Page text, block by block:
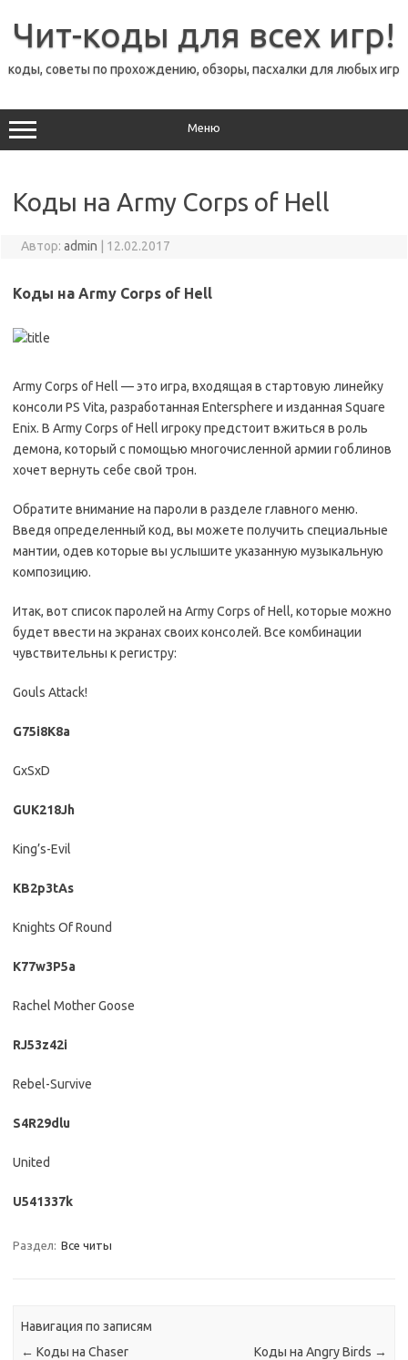
содержимому
Чит-коды для всех игр!
коды, советы по прохождению, обзоры, пасхалки для любых игр
Меню
Коды на Army Corps of Hell
Автор: admin 12.02.2017
Коды на Army Corps of Hell
Army Corps of Hell — это игра, входящая в стартовую линейку
консоли PS Vita, разработанная Entersphere и изданная Square
Enix. В Army Corps of Hell игроку предстоит вжиться в роль
демона, который с помощью многочисленной армии гоблинов
хочет вернуть себе свой трон.
Обратите внимание на пароли в разделе главного меню.
Введя определенный код, вы можете получить специальные
мантии, одев которые вы услышите указанную музыкальную
композицию.
Итак, вот список паролей на Army Corps of Hell, которые можно
будет ввести на экранах своих консолей. Все комбинации
чувствительны к регистру:
Gouls Attack!
G75i8K8a
GxSxD
GUK218Jh
King’s-Evil
KB2p3tAs
Knights Of Round
K77w3P5a
Rachel Mother Goose
RJ53z42i
Rebel-Survive
S4R29dlu
United
U541337k
Раздел: Все читы
Навигация по записям
← Коды на Chaser Коды на Angry Birds →